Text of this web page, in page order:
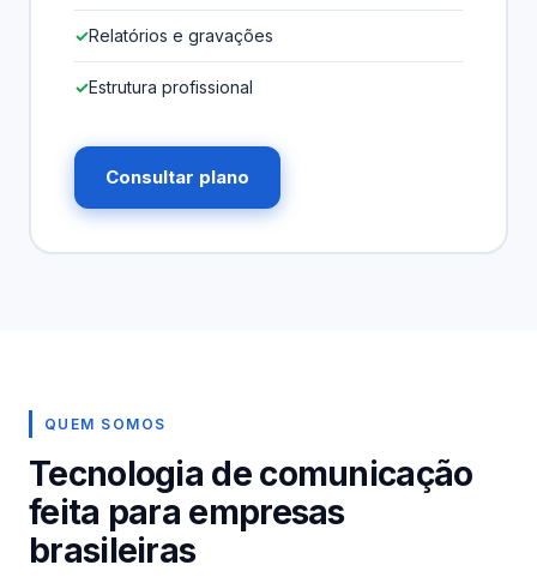
Relatórios e gravações
Estrutura profissional
Consultar plano
QUEM SOMOS
Tecnologia de comunicação
feita para empresas
brasileiras